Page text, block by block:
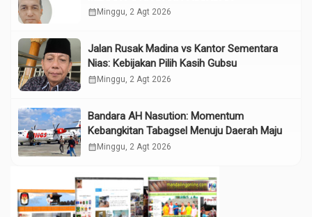
calendar_month Minggu, 2 Agt 2026
Jalan Rusak Madina vs Kantor Sementara
Nias: Kebijakan Pilih Kasih Gubsu
calendar_month Minggu, 2 Agt 2026
Bandara AH Nasution: Momentum
Kebangkitan Tabagsel Menuju Daerah Maju
calendar_month Minggu, 2 Agt 2026